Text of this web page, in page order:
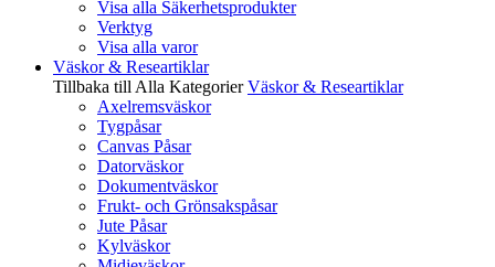
Visa alla Säkerhetsprodukter
Verktyg
Visa alla varor
Väskor & Researtiklar
Tillbaka till Alla Kategorier Väskor & Researtiklar
Axelremsväskor
Tygpåsar
Canvas Påsar
Datorväskor
Dokumentväskor
Frukt- och Grönsakspåsar
Jute Påsar
Kylväskor